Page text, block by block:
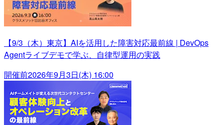
【9/3（木）東京】AIを活用した障害対応最前線 | DevOps
Agentライブデモで学ぶ、自律型運用の実践
開催前2026年9月3日(木) 16:00